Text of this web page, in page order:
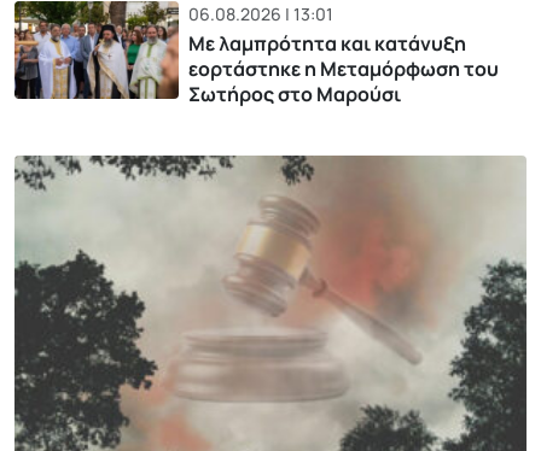
06.08.2026 | 13:01
Με λαμπρότητα και κατάνυξη
εορτάστηκε η Μεταμόρφωση του
Σωτήρος στο Μαρούσι